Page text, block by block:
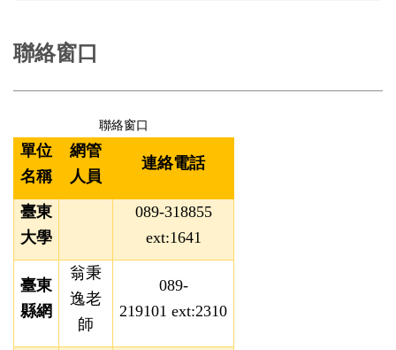
聯絡窗口
聯絡窗口
單位
名稱
網管
人員
連絡電話
臺東
大學
089-318855
ext:1641
臺東
縣網
翁秉
逸老
師
089-
219101 ext:2310